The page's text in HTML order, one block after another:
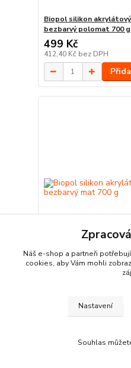
Biopol silikon
bezbarvý polomat 700 g
499 Kč
412,40 Kč bez DPH
Náš e-shop a partneři potřebují
cookies, aby Vám mohli
Nastavení
Souhlas